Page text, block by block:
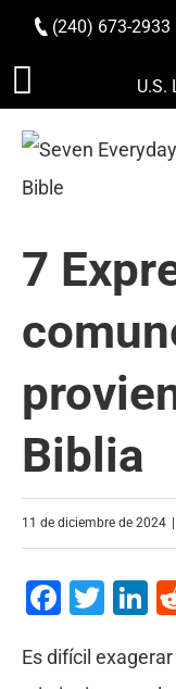
Saltar
contenido
(240) 673-2933
U.S.
7
Biblia
11 de diciembre de 2024
Es difícil